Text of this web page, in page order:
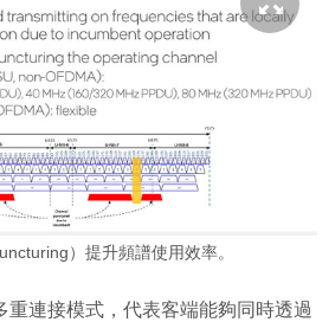
）提升頻譜使用效率。
重連接模式，代表客端能夠同時透過